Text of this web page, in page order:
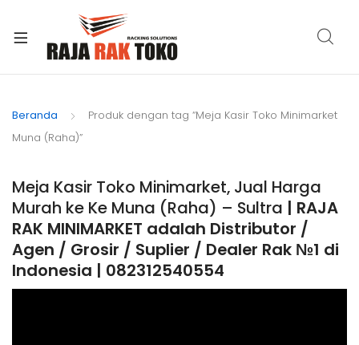
Beranda
Produk dengan tag “Meja Kasir Toko Minimarket
Muna (Raha)”
Meja Kasir Toko Minimarket, Jual Harga
Murah ke Ke Muna (Raha) – Sultra | RAJA
RAK MINIMARKET adalah Distributor /
Agen / Grosir / Suplier / Dealer Rak №1 di
Indonesia | 082312540554